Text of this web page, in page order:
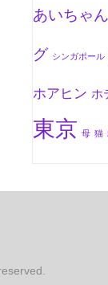
あいちゃん
グ シンガポール
ホアヒン ホ
東京 母 猫